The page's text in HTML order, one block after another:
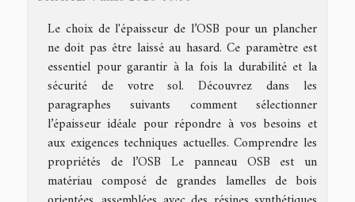
Le choix de l'épaisseur de l’OSB pour un plancher
ne doit pas être laissé au hasard. Ce paramètre est
essentiel pour garantir à la fois la durabilité et la
sécurité de votre sol. Découvrez dans les
paragraphes suivants comment sélectionner
l’épaisseur idéale pour répondre à vos besoins et
aux exigences techniques actuelles. Comprendre les
propriétés de l’OSB Le panneau OSB est un
matériau composé de grandes lamelles de bois